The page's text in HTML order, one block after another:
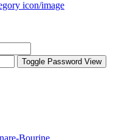
Toggle Password View